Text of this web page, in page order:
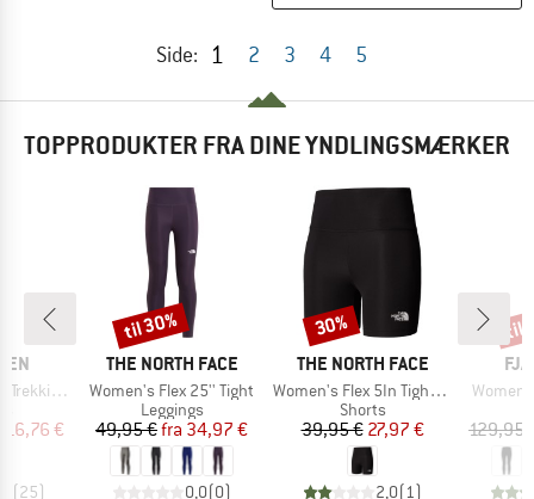
Side: 1 2 3 4 5
TOPPRODUKTER FRA DINE YNDLINGSMÆRKER
Tights Pro
pris
€
(25)
MÆRKE
THE NORTH FACE
Artikel
Women's Flex 25'' Tight
Produktgruppe
Leggings
Pris
49,95 € Nedsat pris
fra 34,97 €
0,0(0)
Rabat
til 30%
MÆRKE
THE NORTH FACE
Artikel
Women's Flex 5In Tight Short
Produktgruppe
Shorts
Pris
39,95 €Nedsat pris
27,97 €
2,0( 1)
Rabat
30%
Artikel
129,95
til